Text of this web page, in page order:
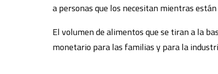
a personas que los necesitan mientras
El volumen de alimentos que se tiran a la
monetario para las familias y para la